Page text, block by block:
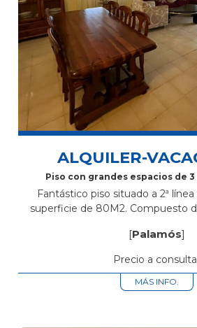
ALQUILER-
Piso con grandes espacios de
Fantástico piso situado a 2ª
superficie de 80M2. Compuesto
3 habitaciones, terraza,
[Palamós]
Precio a
MÁS INFO.